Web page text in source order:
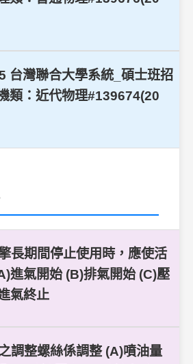
台灣聯合大學系統_碩士班招
類：近代物理#139674(20
長期間停止使用時，應使活
進氣開始 (B)排氣開始 (C)壓
氣終止
調整螺絲係調整 (A)噴油量